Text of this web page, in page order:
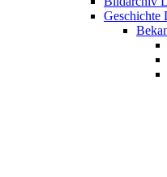
Geschichte